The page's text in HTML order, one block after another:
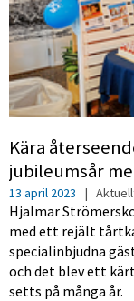
Kära
jubileumsår
13 april 2023 |
Hjalmar
med ett rejält
specialinbjudna
och det blev ett
setts på många år.